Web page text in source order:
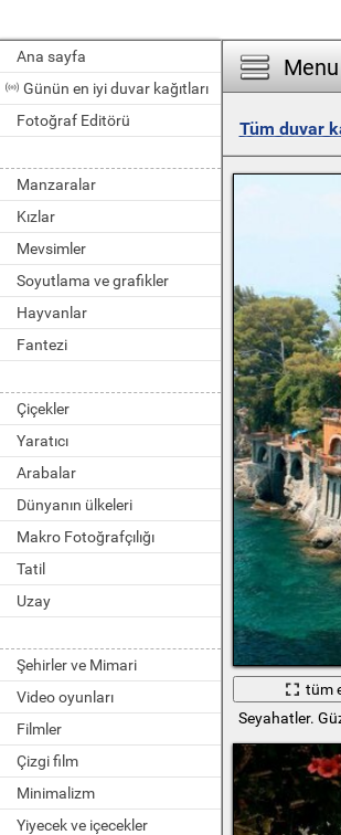
Ana sayfa
Günün en iyi duvar kağıtları
Fotoğraf Editörü
Manzaralar
Kızlar
Mevsimler
Soyutlama ve grafikler
Hayvanlar
Fantezi
Çiçekler
Yaratıcı
Arabalar
Dünyanın ülkeleri
Makro Fotoğrafçılığı
Tatil
Uzay
Şehirler ve Mimari
Video oyunları
Filmler
Çizgi film
Minimalizm
Yiyecek ve içecekler
Menu
Tüm duvar
tüm
Seyahatler.